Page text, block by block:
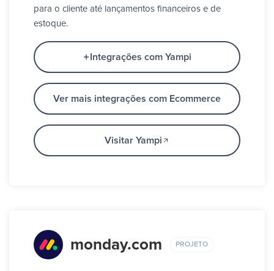
para o cliente até lançamentos financeiros e de
estoque.
Integrações com Yampi
Ver mais integrações com Ecommerce
Visitar Yampi
monday.com PROJETO